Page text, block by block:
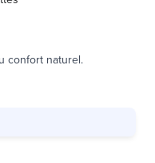
confort naturel.